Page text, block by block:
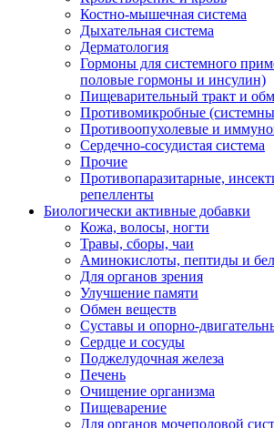
Костно-мышечная система
Дыхательная система
Дерматология
Гормоны для системного
половые гормоны и инсулин)
Пищеварительный тракт и
Противомикробные
Противоопухолевые и
Сердечно-сосудистая система
Прочие
Противопаразитарные,
репелленты
Биологически активные добавки
Кожа, волосы, ногти
Травы, сборы, чаи
Аминокислоты, пептиды и
Для органов зрения
Улучшение памяти
Обмен веществ
Суставы и опорно-
Сердце и сосуды
Поджелудочная железа
Печень
Очищение организма
Пищеварение
Для органов мочеполовой